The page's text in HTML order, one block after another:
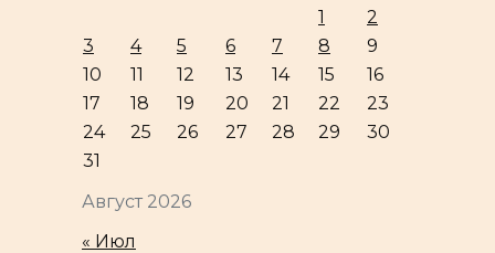
Август 2026
1
2
3
4 5 6 7 8
9
10
11 12 13 14 15
16
17
18 19 20 21 22
23
24
25 26 27 28 29
30
31
« Июл